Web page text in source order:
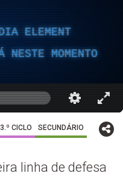
ELEMENT
NESTE MOMENTO
3.º CICLO SECUNDÁRIO
linha de defesa